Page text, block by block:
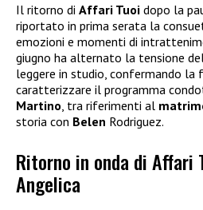
Il ritorno di Affari Tuoi dopo la
riportato in prima serata la
emozioni e momenti di
giugno ha alternato la tensione
leggere in studio, confermando la
caratterizzare il programma
Martino , tra riferimenti al
storia con Belen Rodriguez.
Ritorno in onda di
Angelica